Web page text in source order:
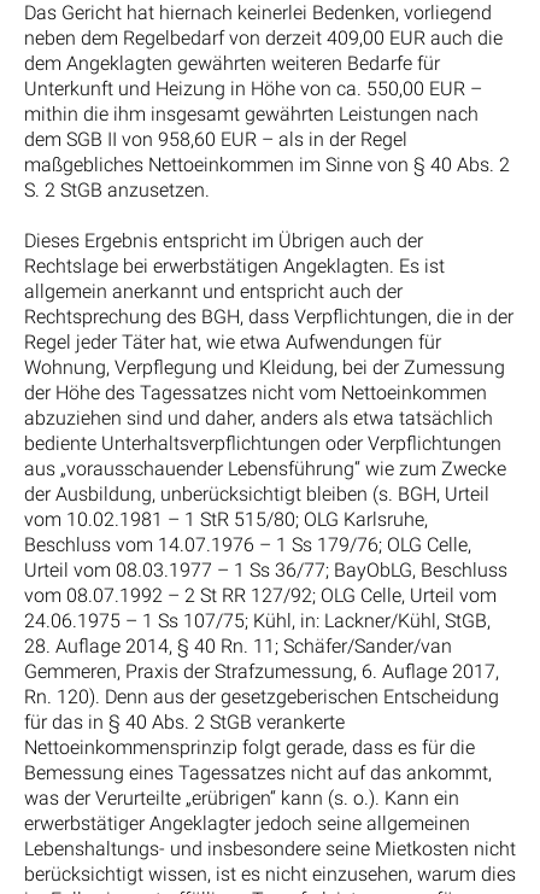
Das Gericht hat hiernach keinerlei Bedenken, vorliegend
neben dem Regelbedarf von derzeit 409,00 EUR auch die
dem Angeklagten gewährten weiteren Bedarfe für
Unterkunft und Heizung in Höhe von ca. 550,00 EUR –
mithin die ihm insgesamt gewährten Leistungen nach
dem SGB II von 958,60 EUR – als in der Regel
maßgebliches Nettoeinkommen im Sinne von § 40 Abs. 2
S. 2 StGB anzusetzen.
Dieses Ergebnis entspricht im Übrigen auch der
Rechtslage bei erwerbstätigen Angeklagten. Es ist
allgemein anerkannt und entspricht auch der
Rechtsprechung des BGH, dass Verpflichtungen, die in der
Regel jeder Täter hat, wie etwa Aufwendungen für
Wohnung, Verpflegung und Kleidung, bei der Zumessung
der Höhe des Tagessatzes nicht vom Nettoeinkommen
abzuziehen sind und daher, anders als etwa tatsächlich
bediente Unterhaltsverpflichtungen oder Verpflichtungen
aus „vorausschauender Lebensführung“ wie zum Zwecke
der Ausbildung, unberücksichtigt bleiben (s. BGH, Urteil
vom 10.02.1981 – 1 StR 515/80; OLG Karlsruhe,
Beschluss vom 14.07.1976 – 1 Ss 179/76; OLG Celle,
Urteil vom 08.03.1977 – 1 Ss 36/77; BayObLG, Beschluss
vom 08.07.1992 – 2 St RR 127/92; OLG Celle, Urteil vom
24.06.1975 – 1 Ss 107/75; Kühl, in: Lackner/Kühl, StGB,
28. Auflage 2014, § 40 Rn. 11; Schäfer/Sander/van
Gemmeren, Praxis der Strafzumessung, 6. Auflage 2017,
Rn. 120). Denn aus der gesetzgeberischen Entscheidung
für das in § 40 Abs. 2 StGB verankerte
Nettoeinkommensprinzip folgt gerade, dass es für die
Bemessung eines Tagessatzes nicht auf das ankommt,
was der Verurteilte „erübrigen“ kann (s. o.). Kann ein
erwerbstätiger Angeklagter jedoch seine allgemeinen
Lebenshaltungs- und insbesondere seine Mietkosten nicht
berücksichtigt wissen, ist es nicht einzusehen, warum dies